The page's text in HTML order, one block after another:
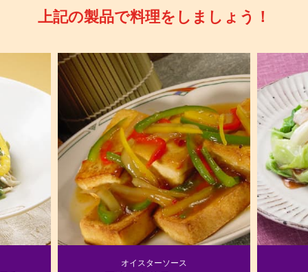
上記の製品で料理をしましょう！
オイスターソース